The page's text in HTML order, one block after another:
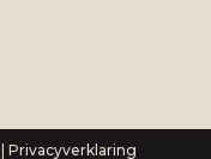
Privacyverklaring